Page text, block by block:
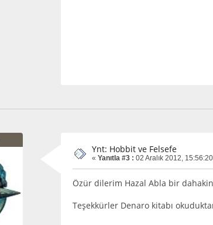
Ynt: Hobbit ve Felsefe
« Yanıtla #3 : 02 Aralık 2012,
Özür dilerim Hazal Abla bir
Teşekkürler Denaro kitabı